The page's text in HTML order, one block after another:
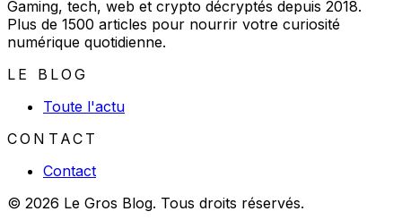
Gaming, tech, web et crypto décryptés depuis 2018.
Plus de 1500 articles pour nourrir votre curiosité
numérique quotidienne.
LE BLOG
Toute l'actu
CONTACT
Contact
© 2026 Le Gros Blog. Tous droits réservés.